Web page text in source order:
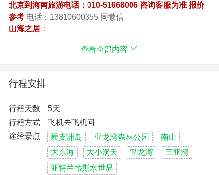
北京到海南旅游电话：010-51668006 咨询客服为准 报价
参考 电话：13810600355 同微信
山海之居：
悠享 七仙岭热带雨林君澜溪谷宿温泉房
山海之悦：
海面上玩游艇出海，碧波中享鱼水之乐
稻田里玩徒手抓鱼，餐厅里尝鱼儿美味
星空下与爱人依偎，夜色中看萤虫起舞
溪谷宿泡天然氡泉，雨林里听鸟儿歌唱
山海之味：
品尝中华非遗文化“海南传统味道”
查看全部内容
行程安排
行程天数：5天
行程方式：飞机去飞机回
途经景点： 蜈支洲岛 亚龙湾森林公园
南山
大东海
大小洞天 亚龙湾
三亚湾
亚特兰蒂斯水世界